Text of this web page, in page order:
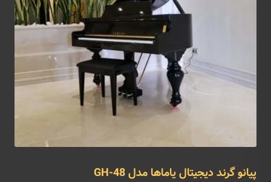
پیانو گرند دیجیتال یاماها مدل GH-48